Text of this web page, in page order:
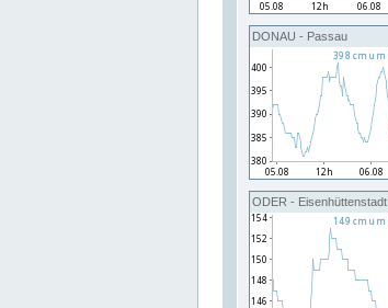
DONAU - Passau
ODER - Eisenhüttenstadt